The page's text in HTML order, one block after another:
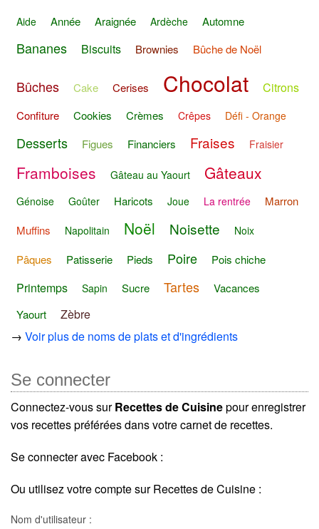
Aide Année Araignée Ardèche Automne
Bananes Biscuits Brownies Bûche de Noël
Bûches Cake Cerises Chocolat Citrons
Confiture Cookies Crèmes Crêpes Défi - Orange
Desserts Figues Financiers Fraises Fraisier
Framboises Gâteau au Yaourt Gâteaux
Génoise Goûter Haricots Joue La rentrée
Marron
Muffins
Napolitain Noël Noisette Noix
Pâques Patisserie Pieds Poire Pois chiche
Printemps Sapin Sucre Tartes
Vacances
Yaourt
Zèbre
→ Voir plus de noms de plats et d'ingrédients
Se connecter
Connectez-vous surRecettes de Cuisinepour enregistrer
vos recettes préférées dans votre carnet de recettes.
Se connecter avec Facebook :
Ou utilisez votre compte sur Recettes de Cuisine :
Nom d'utilisateur :